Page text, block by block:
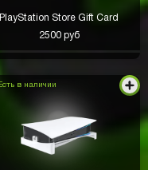
PlayStation Store Gift Card
2500 руб
Есть в наличии